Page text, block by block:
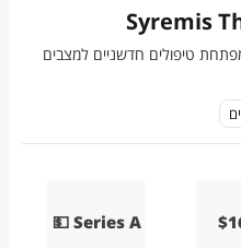
Syremis
טיפולים חדשניים למצבים
💵 Series A